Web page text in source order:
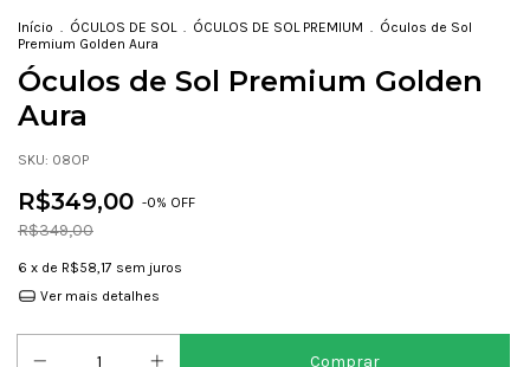
Início . ÓCULOS DE SOL . ÓCULOS DE SOL PREMIUM . Óculos de Sol
Premium Golden Aura
Óculos de Sol Premium Golden
Aura
SKU: 08OP
R$349,00 -0% OFF
R$349,00
6 x de R$58,17 sem juros
Ver mais detalhes